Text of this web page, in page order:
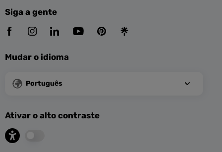
Siga a gente
Mudar o idioma
Português
Ativar o alto contraste